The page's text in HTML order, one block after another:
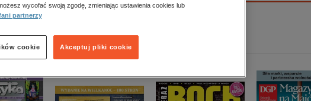
wycofać swoją zgodę, zmieniając ustawienia cookies lub
partnerzy
Akceptuj pliki cookie
cookie